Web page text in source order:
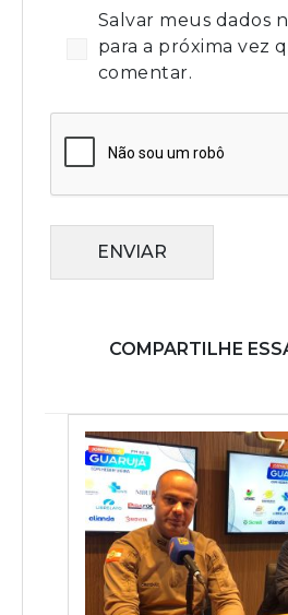
Salvar meus dados
para a próxima vez
comentar.
ENVIAR
COMPARTILHE